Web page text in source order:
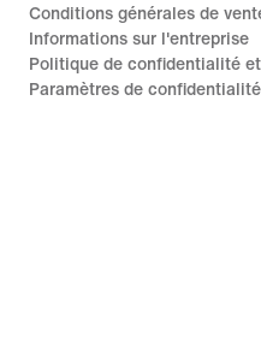
Conditions générales de
Informations sur l'entreprise
Politique de confidentialité
Paramètres de